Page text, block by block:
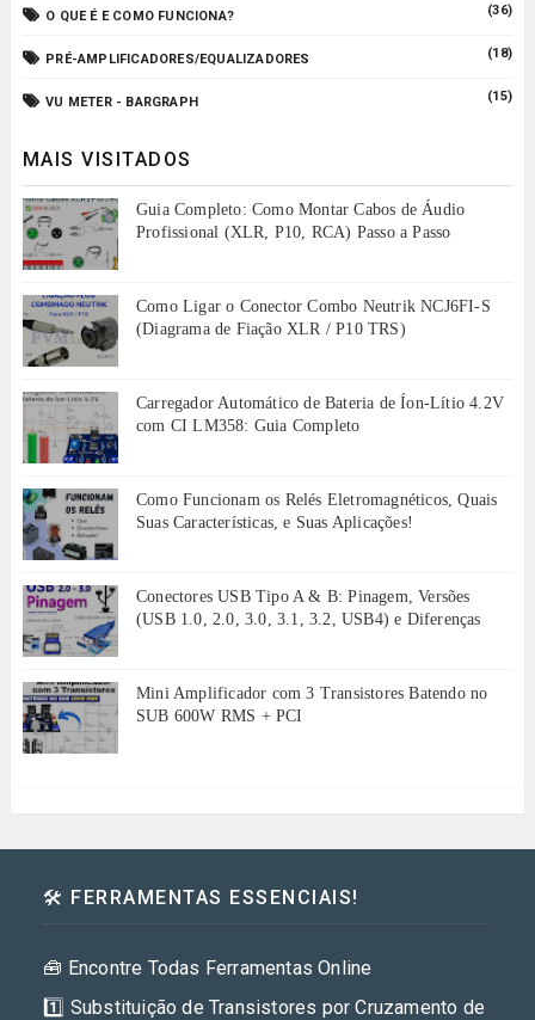
O QUE É E COMO FUNCIONA? (36)
PRÉ-AMPLIFICADORES/EQUALIZADORES (18)
VU METER - BARGRAPH (15)
MAIS VISITADOS
Guia Completo: Como Montar Cabos de Áudio
Profissional (XLR, P10, RCA) Passo a Passo
Como Ligar o Conector Combo Neutrik NCJ6FI-S
(Diagrama de Fiação XLR / P10 TRS)
Carregador Automático de Bateria de Íon-Lítio 4.2V
com CI LM358: Guia Completo
Como Funcionam os Relés Eletromagnéticos, Quais
Suas Características, e Suas Aplicações!
Conectores USB Tipo A & B: Pinagem, Versões
(USB 1.0, 2.0, 3.0, 3.1, 3.2, USB4) e Diferenças
Mini Amplificador com 3 Transistores Batendo no
SUB 600W RMS + PCI
🛠️ FERRAMENTAS ESSENCIAIS!
🧰 Encontre Todas Ferramentas Online
1️⃣ Substituição de Transistores por Cruzamento de